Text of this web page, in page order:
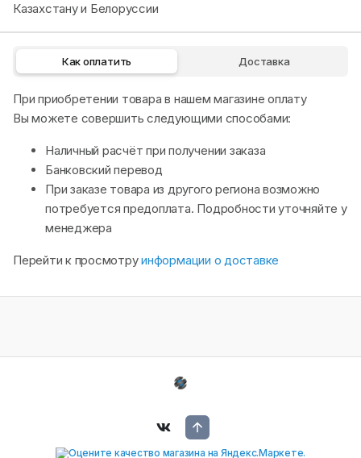
Казахстану и Белоруссии
Как оплатить Доставка
При приобретении товара в нашем магазине оплату
Вы можете совершить следующими способами:
Наличный расчёт при получении заказа
Банковский перевод
При заказе товара из другого региона возможно
потребуется предоплата. Подробности уточняйте у
менеджера
Перейти к просмотруинформации о доставке